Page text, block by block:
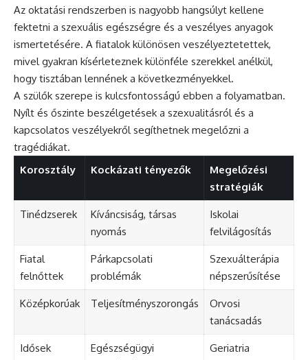
Az oktatási rendszerben is nagyobb hangsúlyt kellene
fektetni a szexuális egészségre és a veszélyes anyagok
ismertetésére. A fiatalok különösen veszélyeztetettek,
mivel gyakran kísérleteznek különféle szerekkel anélkül,
hogy tisztában lennének a következményekkel.
A szülők szerepe is kulcsfontosságú ebben a folyamatban.
Nyílt és őszinte beszélgetések a szexualitásról és a
kapcsolatos veszélyekről segíthetnek megelőzni a
tragédiákat.
Korosztály
Kockázati tényezők
Megelőzési
stratégiák
Tinédzserek
Kíváncsiság, társas
nyomás
Iskolai
felvilágosítás
Fiatal
felnőttek
Párkapcsolati
problémák
Szexuálterápia
népszerűsítése
Középkorúak Teljesítményszorongás
Orvosi
tanácsadás
Idősek
Egészségügyi
Geriatria